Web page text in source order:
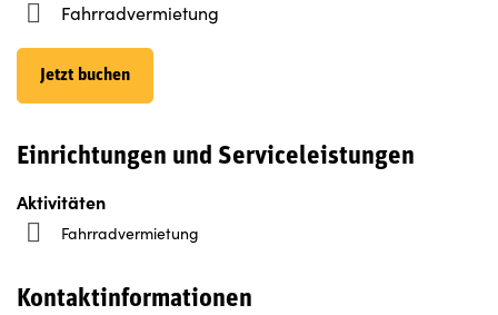
Fahrradvermietung
Jetzt buchen
Einrichtungen und Serviceleistungen
Aktivitäten
Fahrradvermietung
Kontaktinformationen